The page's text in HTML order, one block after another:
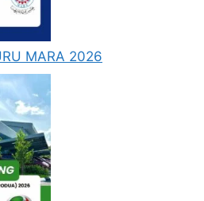
diatas hendaklah
Permohonan Online
pautan yang telah
Untuk pemohon kali
perlu mendaftar
dahulu.
memuat naik resume
MARA 2026